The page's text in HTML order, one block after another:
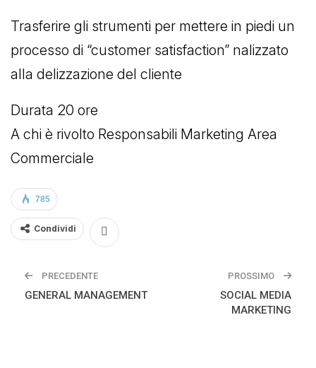
Trasferire gli strumenti per mettere in piedi un
processo di “customer satisfaction” nalizzato
alla delizzazione del cliente
Durata 20 ore
A chi è rivolto Responsabili Marketing Area
Commerciale
785
Condividi
PRECEDENTE
GENERAL MANAGEMENT
PROSSIMO
SOCIAL MEDIA
MARKETING